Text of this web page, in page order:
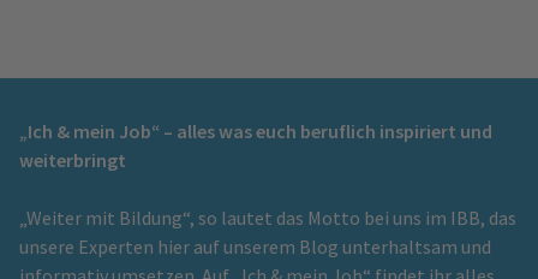
„Ich & mein Job“ – alles was euch beruflich inspiriert und
weiterbringt
„Weiter mit Bildung“, so lautet das Motto bei uns im IBB, das
unsere Experten hier auf unserem Blog unterhaltsam und